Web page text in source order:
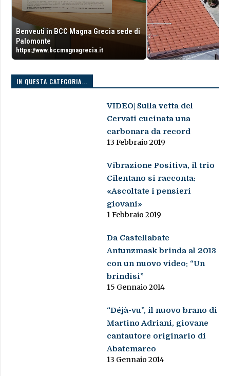
Benveuti in BCC Magna Grecia sede di
Palomonte
https://www.bccmagnagrecia.it
IN QUESTA CATEGORIA...
VIDEO| Sulla vetta del
Cervati cucinata una
carbonara da record
13 Febbraio 2019
Vibrazione Positiva, il trio
Cilentano si racconta:
«Ascoltate i pensieri
giovani»
1 Febbraio 2019
Da Castellabate
Antunzmask brinda al 2013
con un nuovo video: “Un
brindisi”
15 Gennaio 2014
“Déjà-vu”, il nuovo brano di
Martino Adriani, giovane
cantautore originario di
Abatemarco
13 Gennaio 2014